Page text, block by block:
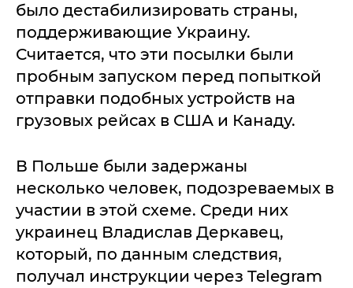
было дестабилизировать страны,
поддерживающие Украину.
Считается, что эти посылки были
пробным запуском перед попыткой
отправки подобных устройств на
грузовых рейсах в США и Канаду.
В Польше были задержаны
несколько человек, подозреваемых в
участии в этой схеме. Среди них
украинец Владислав Деркавец,
который, по данным следствия,
получал инструкции через Telegram